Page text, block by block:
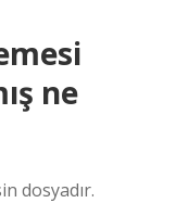
ne
dosyadır.